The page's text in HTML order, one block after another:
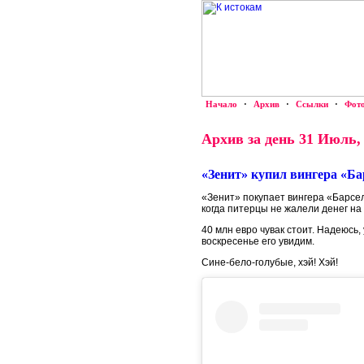
Начало · Архив · Ссылки ·
Архив за день 31 Июль,
«Зенит» купил вингера
«Зенит» покупает вингера
когда питерцы не жалели денег
40 млн евро чувак стоит.
воскресенье его увидим.
Сине-бело-голубые, хэй! Хэй!